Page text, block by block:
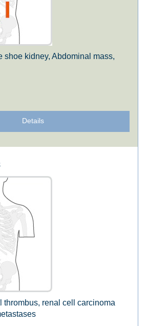
shoe kidney, Abdominal mass,
Details
thrombus, renal cell carcinoma